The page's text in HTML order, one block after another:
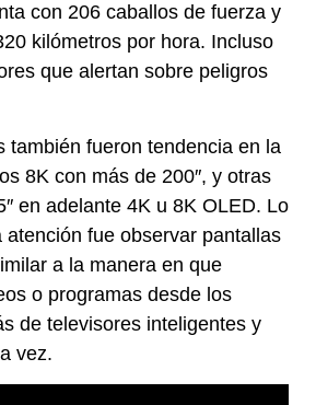
con 206 caballos de fuerza y
kilómetros por hora. Incluso
que alertan sobre peligros
también fueron tendencia en la
8K con más de 200″, y otras
en adelante 4K u 8K OLED. Lo
atención fue observar pantallas
a la manera en que
o programas desde los
de televisores inteligentes y
vez.